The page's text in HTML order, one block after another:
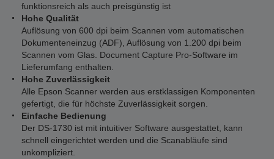
funktionsreich als auch preisgünstig ist
Hohe Qualität
Auflösung von 600 dpi beim Scannen vom automatischen
Dokumenteneinzug (ADF), Auflösung von 1.200 dpi beim
Scannen vom Glas. Document Capture Pro-Software im
Lieferumfang enthalten.
Hohe Zuverlässigkeit
Alle Epson Scanner werden aus erstklassigen Komponenten
gefertigt, die für höchste Zuverlässigkeit sorgen.
Einfache Bedienung
Der DS-1730 ist mit intuitiver Software ausgestattet, kann
schnell eingerichtet werden und die Scanabläufe sind
unkompliziert.